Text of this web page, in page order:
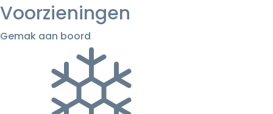
Voorzieningen
Gemak aan boord